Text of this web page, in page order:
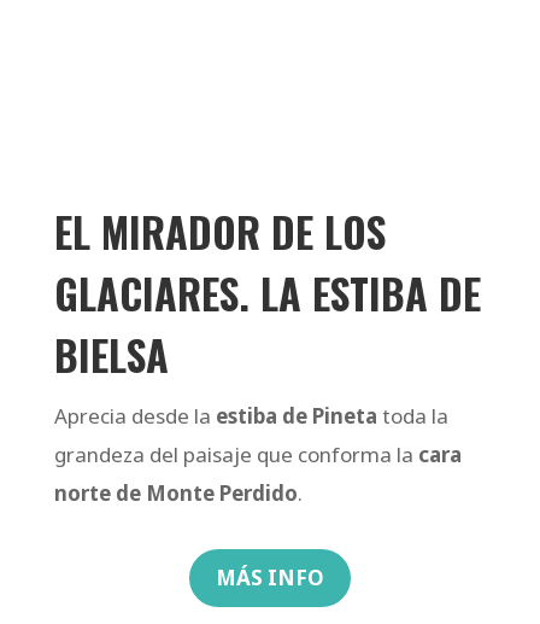
EL MIRADOR DE LOS
GLACIARES. LA ESTIBA DE
BIELSA
Aprecia desde la estiba de Pineta toda la
grandeza del paisaje que conforma la cara
norte de Monte Perdido.
MÁS INFO